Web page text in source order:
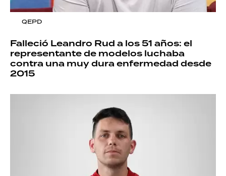
QEPD
Falleció Leandro Rud a los 51 años: el
representante de modelos luchaba
contra una muy dura enfermedad desde
2015